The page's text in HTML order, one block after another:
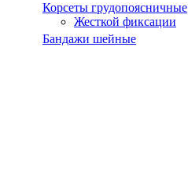
Корсеты грудопоясничные
Жесткой фиксации
Бандажи шейные